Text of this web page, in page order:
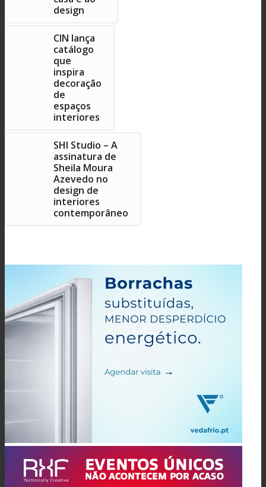
design
CIN lança
catálogo
que
inspira
decoração
de
espaços
interiores
SHI Studio – A
assinatura de
Sheila Moura
Azevedo no
design de
interiores
contemporâneo